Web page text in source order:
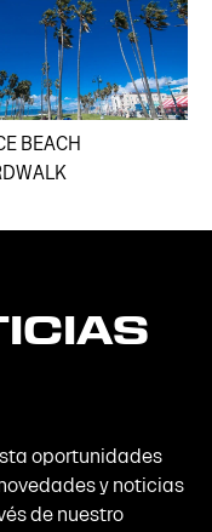
BEACH
oportunidades
y noticias
de nuestro